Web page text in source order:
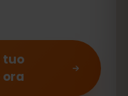
tuo
ora